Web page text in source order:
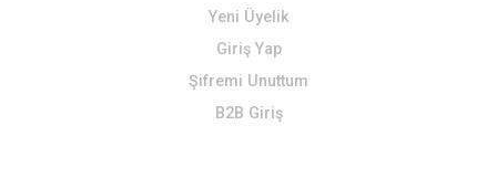
Yeni Üyelik
Giriş Yap
Şifremi Unuttum
B2B Giriş